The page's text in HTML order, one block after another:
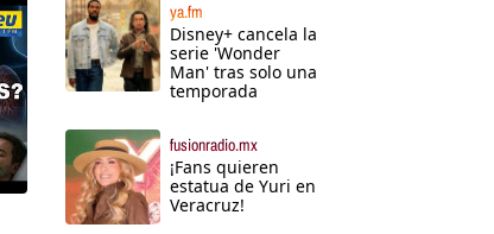
ya.fm
Disney+ cancela la
serie 'Wonder
Man' tras solo una
temporada
fusionradio.mx
¡Fans quieren
estatua de Yuri en
Veracruz!